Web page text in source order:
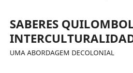
SABERES
UMA ABORDAGEM DECOLONIAL